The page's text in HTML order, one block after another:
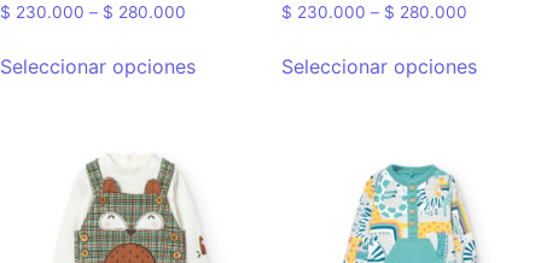
$ 230.000 – $ 280.000
Seleccionar opciones
$ 230.000 – $ 280.000
Seleccionar opciones